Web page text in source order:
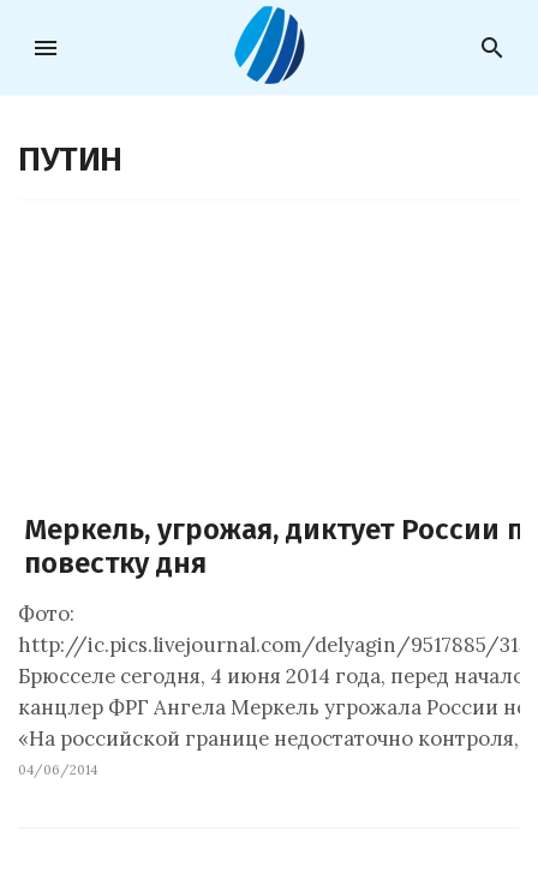
menu search
ПУТИН
Меркель, угрожая, диктует России
повестку дня
Фото:
http://ic.pics.livejournal.com/delyagin/9517885/
Брюсселе сегодня, 4 июня 2014 года, перед
канцлер ФРГ Ангела Меркель угрожала России
«На российской границе недостаточно контроля,…
04/06/2014